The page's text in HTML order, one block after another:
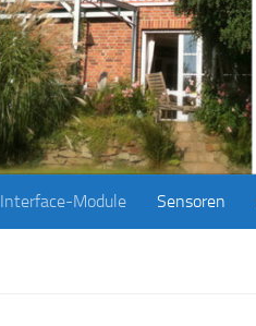
Interface-Module Sensoren